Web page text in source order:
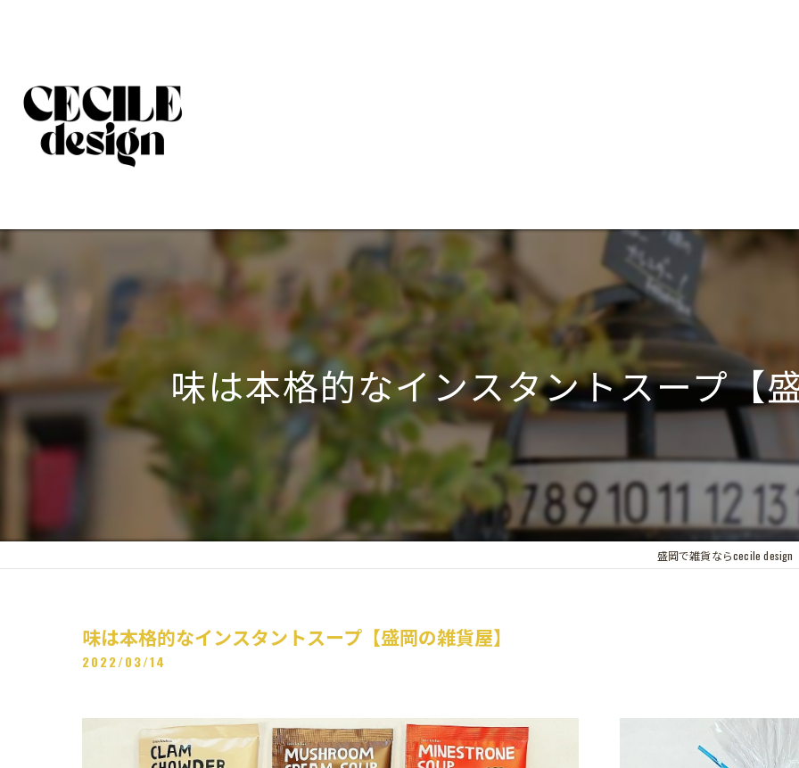
味は本格的なインスタントスープ【
盛岡で雑貨ならcecile design
味は本格的なインスタントスープ【盛岡の雑貨屋】
2022/03/14